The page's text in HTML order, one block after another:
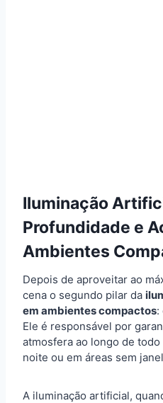
Iluminação
Profundidade e
Ambientes
Depois de aproveitar ao
cena o segundo pilar da
em ambientes compactos:
Ele é responsável por
atmosfera ao longo de
noite ou em áreas sem
A iluminação artificial,